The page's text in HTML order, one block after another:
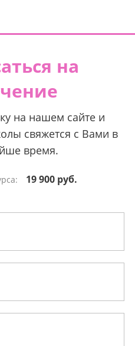
на
на нашем сайте и
свяжется с Вами в
время.
19 900 руб.